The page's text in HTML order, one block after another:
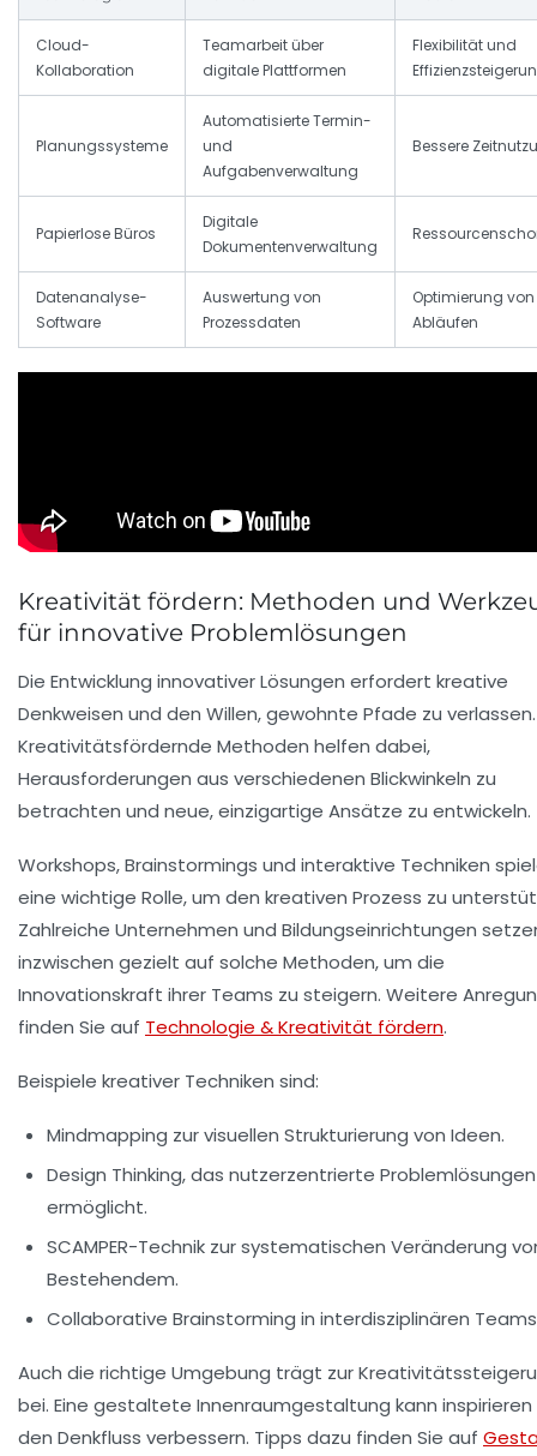
Cloud-
Kollaboration
Teamarbeit über
digitale Plattformen
Flexibilität und
Planungssysteme
Automatisierte Termin-
und
Aufgabenverwaltung
Bessere
Papierlose Büros
Digitale
Dokumentenverwaltung
Datenanalyse-
Software
Auswertung von
Prozessdaten
Optimierung von
Abläufen
Kreativität fördern: Methoden und
für innovative Problemlösungen
Die Entwicklung innovativer Lösungen erfordert kreative
Denkweisen und den Willen, gewohnte Pfade zu verlassen.
Kreativitätsfördernde Methoden helfen dabei,
Herausforderungen aus verschiedenen Blickwinkeln zu
betrachten und neue, einzigartige Ansätze zu entwickeln.
Workshops, Brainstormings und interaktive Techniken
eine wichtige Rolle, um den kreativen Prozess zu
Zahlreiche Unternehmen und Bildungseinrichtungen
inzwischen gezielt auf solche Methoden, um die
Innovationskraft ihrer Teams zu steigern. Weitere
finden Sie auf Technologie & Kreativität fördern.
Beispiele kreativer Techniken sind:
Mindmapping zur visuellen Strukturierung von Ideen.
Design Thinking, das nutzerzentrierte Problemlösungen
ermöglicht.
SCAMPER-Technik zur systematischen Veränderung
Bestehendem.
Collaborative Brainstorming in interdisziplinären
Auch die richtige Umgebung trägt zur
bei. Eine gestaltete Innenraumgestaltung kann inspirieren
den Denkfluss verbessern. Tipps dazu finden Sie auf